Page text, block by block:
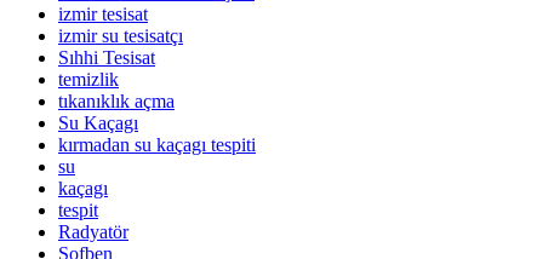
izmir tesisat
izmir su tesisatçı
Sıhhi Tesisat
temizlik
tıkanıklık açma
Su Kaçagı
kırmadan su kaçagı tespiti
su
kaçagı
tespit
Radyatör
Şofben